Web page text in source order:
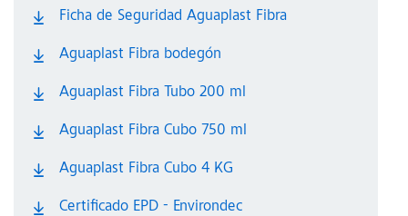
Ficha de Seguridad Aguaplast Fibra
Aguaplast Fibra bodegón
Aguaplast Fibra Tubo 200 ml
Aguaplast Fibra Cubo 750 ml
Aguaplast Fibra Cubo 4 KG
Certificado EPD - Environdec